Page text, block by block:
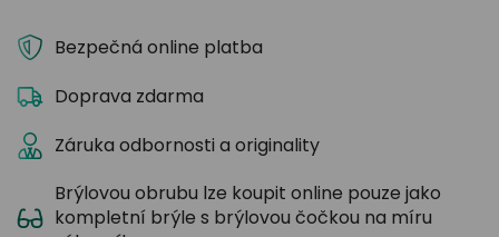
Bezpečná online platba
Doprava zdarma
Záruka odbornosti a originality
Brýlovou obrubu lze koupit online pouze jako
kompletní brýle s brýlovou čočkou na míru